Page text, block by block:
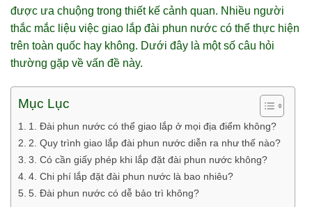
được ưa chuộng trong thiết kế cảnh quan. Nhiều người
thắc mắc liệu việc giao lắp đài phun nước có thể thực hiện
trên toàn quốc hay không. Dưới đây là một số câu hỏi
thường gặp về vấn đề này.
Mục Lục
1. Đài phun nước có thể giao lắp ở mọi địa điểm không?
2. Quy trình giao lắp đài phun nước diễn ra như thế nào?
3. Có cần giấy phép khi lắp đặt đài phun nước không?
4. Chi phí lắp đặt đài phun nước là bao nhiêu?
5. Đài phun nước có dễ bảo trì không?